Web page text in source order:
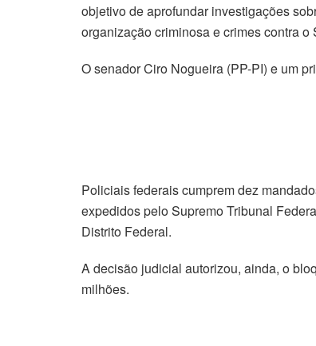
objetivo de aprofundar investigações
organização criminosa e crimes contra
O senador Ciro Nogueira (PP-PI) e um
Policiais federais cumprem dez
expedidos pelo Supremo Tribunal
Distrito Federal.
A decisão judicial autorizou, ainda, o
milhões.